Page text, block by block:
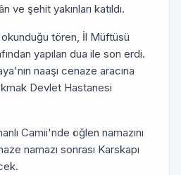
şehit yakınları katıldı.
tören, İl Müftüsü
yapılan dua ile son erdi.
naaşı cenaze aracına
Devlet Hastanesi
Camii'nde öğlen namazını
namazı sonrası Karskapı